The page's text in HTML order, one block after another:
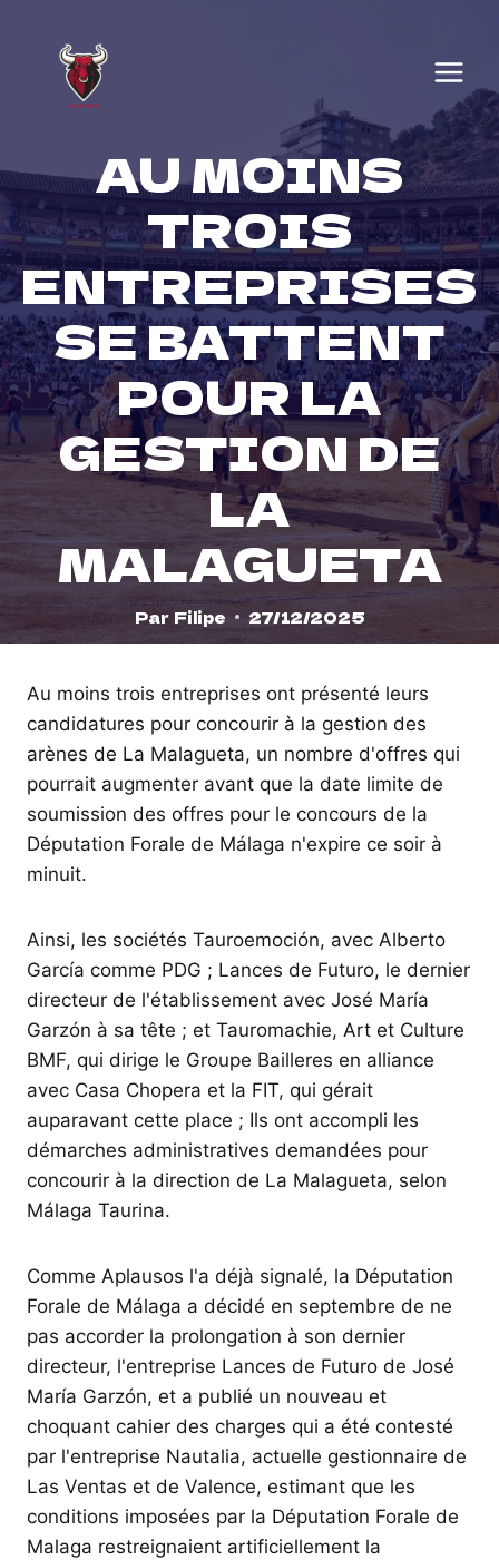
content
AU MOINS
TROIS
ENTREPRISES
SE BATTENT
POUR LA
GESTION DE
LA
MALAGUETA
Par Filipe 27/12/2025
Au moins trois entreprises ont présenté leurs
candidatures pour concourir à la gestion des
arènes de La Malagueta, un nombre d'offres qui
pourrait augmenter avant que la date limite de
soumission des offres pour le concours de la
Députation Forale de Málaga n'expire ce soir à
minuit.
Ainsi, les sociétés Tauroemoción, avec Alberto
García comme PDG ; Lances de Futuro, le dernier
directeur de l'établissement avec José María
Garzón à sa tête ; et Tauromachie, Art et Culture
BMF, qui dirige le Groupe Bailleres en alliance
avec Casa Chopera et la FIT, qui gérait
auparavant cette place ; Ils ont accompli les
démarches administratives demandées pour
concourir à la direction de La Malagueta, selon
Málaga Taurina.
Comme Aplausos l'a déjà signalé, la Députation
Forale de Málaga a décidé en septembre de ne
pas accorder la prolongation à son dernier
directeur, l'entreprise Lances de Futuro de José
María Garzón, et a publié un nouveau et
choquant cahier des charges qui a été contesté
par l'entreprise Nautalia, actuelle gestionnaire de
Las Ventas et de Valence, estimant que les
conditions imposées par la Députation Forale de
Malaga restreignaient artificiellement la